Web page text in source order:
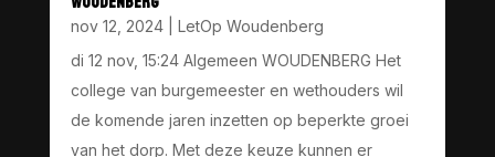
nov 12, 2024| LetOp Woudenberg
di 12 nov, 15:24 Algemeen WOUDENBERG Het
college van burgemeester en wethouders wil
de komende jaren inzetten op beperkte groei
van het dorp. Met deze keuze kunnen er